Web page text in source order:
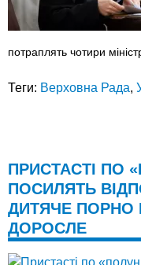
потраплять чотири
Теги: Верховна Рада,
ПРИСТАСТІ ПО
ПОСИЛЯТЬ
ДИТЯЧЕ ПОРНО
ДОРОСЛЕ